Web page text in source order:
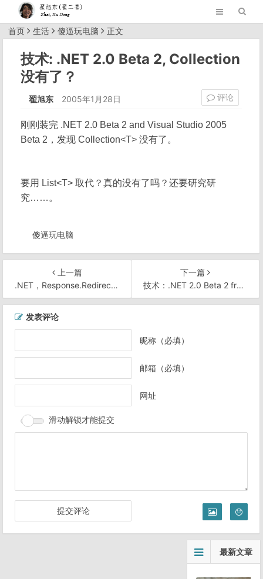
首页 生活 傻逼玩电脑 正文
技术: .NET 2.0 Beta 2, Collection
没有了？
翟旭东 2005年1月28日 评论
刚刚装完 .NET 2.0 Beta 2 and Visual Studio 2005
Beta 2，发现 Collection<T> 没有了。
要用 List<T> 取代？真的没有了吗？还要研究研
究……。
傻逼玩电脑
上一篇
.NET，Response.Redirect 会产生 ThreadAbortException 异常
下一篇
技术：.NET 2.0 Beta 2 from Beta 1 WEB项目开发变化研究
发表评论
昵称（必填）
邮箱（必填）
网址
滑动解锁才能提交
最新文章